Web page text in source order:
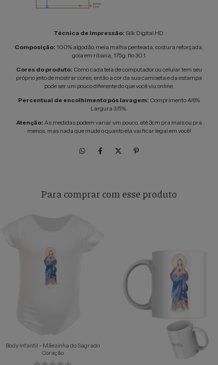
Técnica de impressão: Silk Digital HD.
Composição: 100% algodão, meia malha penteada, costura reforçada,
gola em ribana, 175g, fio 30.1.
Cores do produto: Como cada tela de computador ou celular tem seu
próprio jeito de mostrar cores, então a cor da sua camiseta e da estampa
pode ser um pouco diferente do que você viu online.
Percentual de encolhimento pós lavagem: Comprimento 4/6%
Largura 3/5%.
Atenção: As medidas podem variar um pouco, até 3cm pra mais ou pra
menos, mas nada que mude o quanto ela vai ficar legal em você!
Para comprar com esse produto
Body Infantil - Mãezinha do Sagrado
Coração